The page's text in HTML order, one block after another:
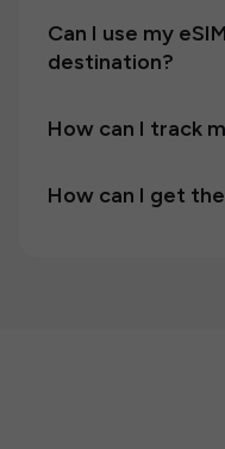
Can I use my
destination?
How can I track
How can I get